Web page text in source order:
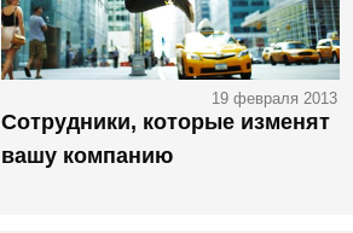
19 февраля 2013
Сотрудники, которые изменят
вашу компанию